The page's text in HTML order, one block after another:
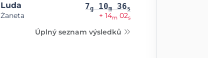
Luda
Żaneta
7g 10m 36s
+ 14m 02s
Úplný seznam výsledků